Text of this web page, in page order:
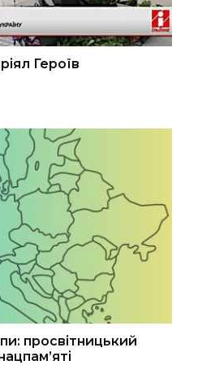
Героїв
просвітницький